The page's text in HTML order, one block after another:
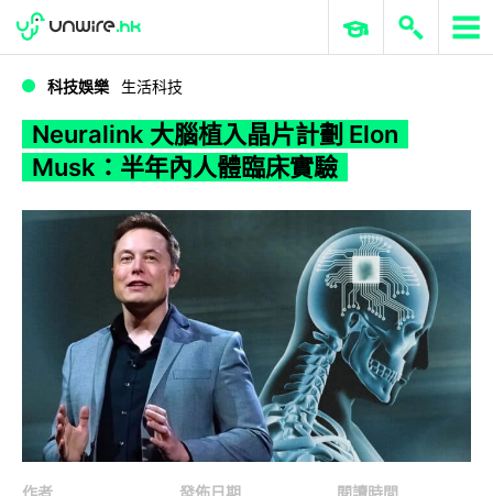
WWDC 2026 ERP 與商業 AI
科技娛樂 生活科技
Neuralink 大腦植入晶片計劃 Elon
Musk：半年內人體臨床實驗